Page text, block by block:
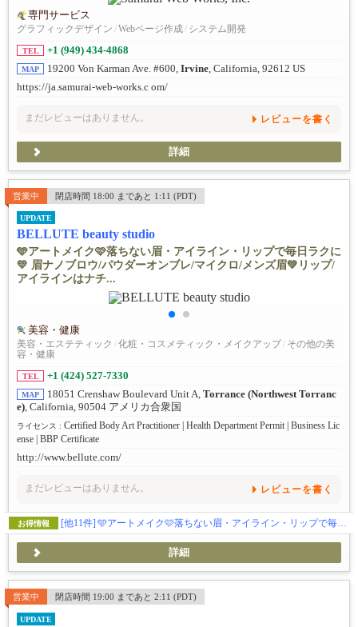
専門サービス
グラフィックデザイン /Webページ作成/ システム開発
TEL +1 (949) 434-4868
MAP 19200 Von Karman Ave. #600, Irvine , California, 92612 US
https://ja.samurai-web-works.c om/
まだレビューはありません。 レビューを書く
詳細
営業中 閉店時間 18:00 まであと 1:11 (PDT)
UPDATE
BELLUTE beauty studio
🩵アートメイク🩷落ちない眉・アイライン・リップで毎日ラクに
💛 眉ナノブロウ/パウダーオンブレ/マイクロ/メンズ眉💚リップ/
アイラインはナチ...
美容・健康
美容・エステティック /化粧・コスメティック・メイクアップ/ その他の美
容・健康
TEL +1 (424) 527-7330
MAP 18051 Crenshaw Boulevard Unit A, Torrance (Northwest Torranc
e), California, 90504 アメリカ合衆国
ライセンス : Certified Body Art Practitioner | Health Department Permit | Business Lic
ense | BBP Certificate
http://www.bellute.com/
まだレビューはありません。 レビューを書く
お得情報 [他11件] 🩵アートメイク🩷落ちない眉・アイライン・リップで毎日ラクに 💛 眉ナノブロウ/パウダーオンブレ/マイクロ/メンズ眉💚リップ/アイラインはナチュラルからゴージャスまで 💜年間1000件以上の無痛3Dアートメイク💗土日もオープン！
詳細
営業中 閉店時間 19:00 まであと 2:11 (PDT)
UPDATE